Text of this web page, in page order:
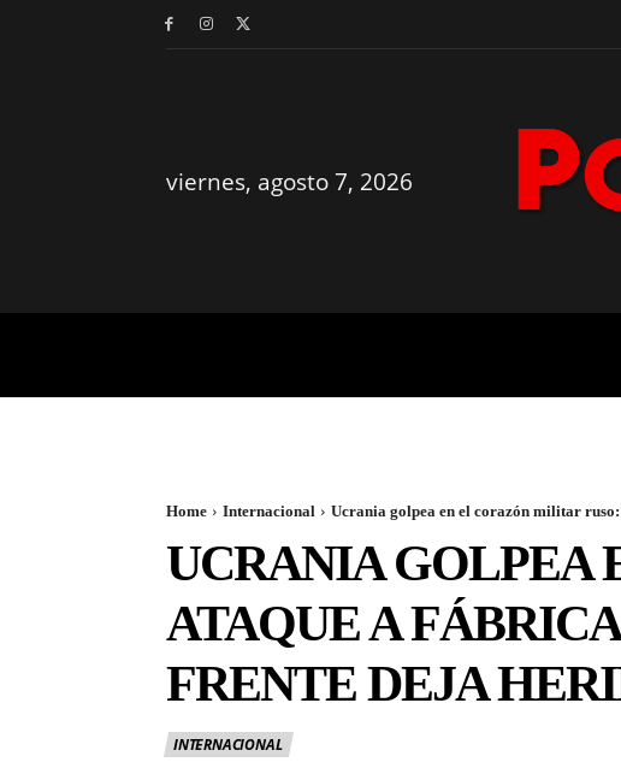
viernes, agosto 7, 2026
Home Internacional Ucrania golpea en el corazón militar
UCRANIA GOLPEA
ATAQUE A
FRENTE DEJA
INTERNACIONAL